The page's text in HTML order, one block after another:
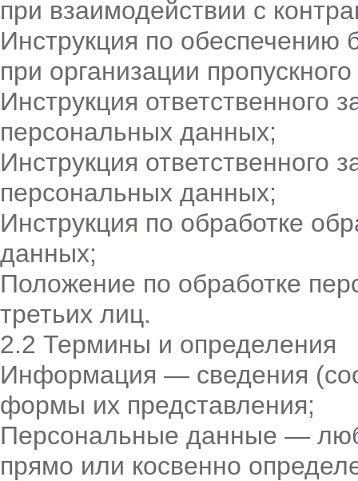
при взаимодействии с
Инструкция по обеспечению
при организации
Инструкция ответственного
персональных данных;
Инструкция ответственного
персональных данных;
Инструкция по обработке
данных;
Положение по обработке
третьих лиц.
2.2 Термины и определения
Информация — сведения
формы их представления;
Персональные данные —
прямо или косвенно